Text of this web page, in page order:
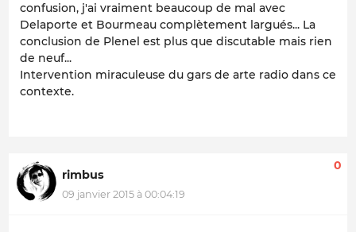
confusion, j'ai vraiment beaucoup de mal avec
Delaporte et Bourmeau complètement largués... La
conclusion de Plenel est plus que discutable mais rien
de neuf...
Intervention miraculeuse du gars de arte radio dans ce
contexte.
rimbus
09 janvier 2015 à 00:04:19
0